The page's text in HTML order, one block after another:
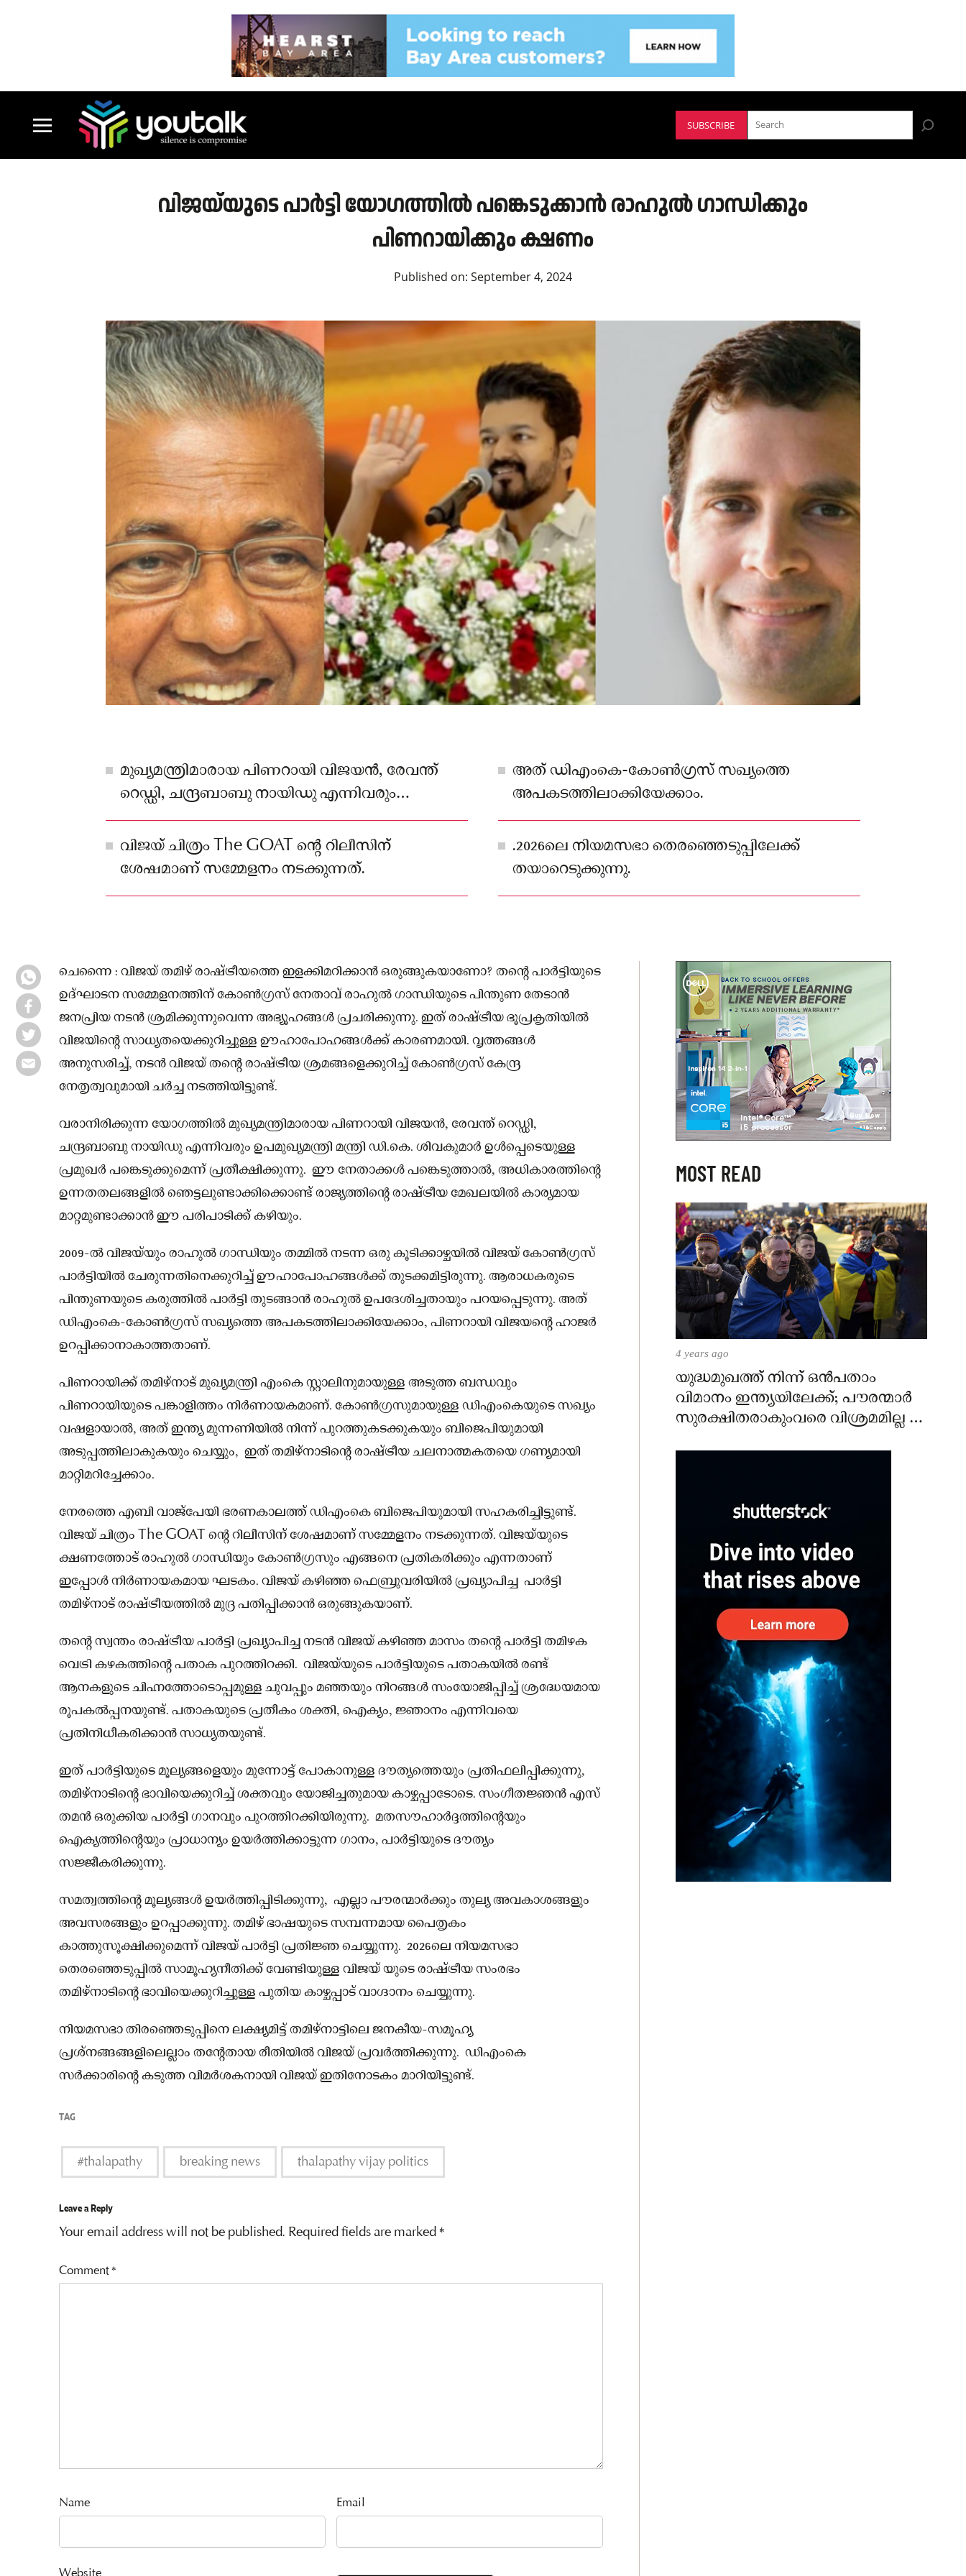
SUBSCRIBE
വിജയ്‌യുടെ പാർട്ടി യോഗത്തിൽ പങ്കെടുക്കാൻ രാഹുൽ ഗാന്ധിക്കും
പിണറായിക്കും ക്ഷണം
Published on: September 4, 2024
മുഖ്യമന്ത്രിമാരായ പിണറായി വിജയൻ, രേവന്ത്
റെഡ്ഡി, ചന്ദ്രബാബു നായിഡു എന്നിവരും
ഉപമുഖ്യമന്ത്രി മന്ത്രി ഡി.കെ. ശിവകുമാർ
ഉൾപ്പെടെയുള്ള പ്രമുഖർ പങ്കെടുക്കും.
അത് ഡിഎംകെ-കോൺഗ്രസ് സഖ്യത്തെ
അപകടത്തിലാക്കിയേക്കാം.
വിജയ് ചിത്രം The GOAT ന്റെ റിലീസിന്
ശേഷമാണ് സമ്മേളനം നടക്കുന്നത്.
.2026ലെ നിയമസഭാ തെരഞ്ഞെടുപ്പിലേക്ക്
തയാറെടുക്കുന്നു.
ചെന്നൈ : വിജയ് തമിഴ് രാഷ്ട്രീയത്തെ ഇളക്കിമറിക്കാൻ ഒരുങ്ങുകയാണോ? തൻ്റെ പാർട്ടിയുടെ
ഉദ്ഘാടന സമ്മേളനത്തിന് കോൺഗ്രസ് നേതാവ് രാഹുൽ ഗാന്ധിയുടെ പിന്തുണ തേടാൻ
ജനപ്രിയ നടൻ ശ്രമിക്കുന്നുവെന്ന അഭ്യൂഹങ്ങൾ പ്രചരിക്കുന്നു. ഇത് രാഷ്ട്രീയ ഭൂപ്രകൃതിയിൽ
വിജയിൻ്റെ സാധ്യതയെക്കുറിച്ചുള്ള ഊഹാപോഹങ്ങൾക്ക് കാരണമായി. വൃത്തങ്ങൾ
അനുസരിച്ച്, നടൻ വിജയ് തൻ്റെ രാഷ്ട്രീയ ശ്രമങ്ങളെക്കുറിച്ച് കോൺഗ്രസ് കേന്ദ്ര
നേതൃത്വവുമായി ചർച്ച നടത്തിയിട്ടുണ്ട്.
വരാനിരിക്കുന്ന യോഗത്തിൽ മുഖ്യമന്ത്രിമാരായ പിണറായി വിജയൻ, രേവന്ത് റെഡ്ഡി,
ചന്ദ്രബാബു നായിഡു എന്നിവരും ഉപമുഖ്യമന്ത്രി മന്ത്രി ഡി.കെ. ശിവകുമാർ ഉൾപ്പെടെയുള്ള
പ്രമുഖർ പങ്കെടുക്കുമെന്ന് പ്രതീക്ഷിക്കുന്നു. ഈ നേതാക്കൾ പങ്കെടുത്താൽ, അധികാരത്തിൻ്റെ
ഉന്നതതലങ്ങളിൽ ഞെട്ടലുണ്ടാക്കിക്കൊണ്ട് രാജ്യത്തിൻ്റെ രാഷ്ട്രീയ മേഖലയിൽ കാര്യമായ
മാറ്റമുണ്ടാക്കാൻ ഈ പരിപാടിക്ക് കഴിയും.
2009-ൽ വിജയ്‌യും രാഹുൽ ഗാന്ധിയും തമ്മിൽ നടന്ന ഒരു കൂടിക്കാഴ്ചയിൽ വിജയ് കോൺഗ്രസ്
പാർട്ടിയിൽ ചേരുന്നതിനെക്കുറിച്ച് ഊഹാപോഹങ്ങൾക്ക് തുടക്കമിട്ടിരുന്നു. ആരാധകരുടെ
പിന്തുണയുടെ കരുത്തില്‍ പാര്‍ട്ടി തുടങ്ങാന്‍ രാഹുല്‍ ഉപദേശിച്ചതായും പറയപ്പെടുന്നു. അത്
ഡിഎംകെ-കോൺഗ്രസ് സഖ്യത്തെ അപകടത്തിലാക്കിയേക്കാം, പിണറായി വിജയൻ്റെ ഹാജർ
ഉറപ്പിക്കാനാകാത്തതാണ്.
പിണറായിക്ക് തമിഴ്നാട് മുഖ്യമന്ത്രി എംകെ സ്റ്റാലിനുമായുള്ള അടുത്ത ബന്ധവും
പിണറായിയുടെ പങ്കാളിത്തം നിർണായകമാണ്. കോൺഗ്രസുമായുള്ള ഡിഎംകെയുടെ സഖ്യം
വഷളായാൽ, അത് ഇന്ത്യ മുന്നണിയിൽ നിന്ന് പുറത്തുകടക്കുകയും ബിജെപിയുമായി
അടുപ്പത്തിലാകുകയും ചെയ്യും, ഇത് തമിഴ്‌നാടിൻ്റെ രാഷ്ട്രീയ ചലനാത്മകതയെ ഗണ്യമായി
മാറ്റിമറിച്ചേക്കാം.
നേരത്തെ എബി വാജ്‌പേയി ഭരണകാലത്ത് ഡിഎംകെ ബിജെപിയുമായി സഹകരിച്ചിട്ടുണ്ട്.
വിജയ് ചിത്രം The GOAT ന്റെ റിലീസിന് ശേഷമാണ് സമ്മേളനം നടക്കുന്നത്. വിജയ്‌യുടെ
ക്ഷണത്തോട് രാഹുൽ ഗാന്ധിയും കോൺഗ്രസും എങ്ങനെ പ്രതികരിക്കും എന്നതാണ്
ഇപ്പോൾ നിർണായകമായ ഘടകം. വിജയ് കഴിഞ്ഞ ഫെബ്രുവരിയിൽ പ്രഖ്യാപിച്ച പാർട്ടി
തമിഴ്‌നാട് രാഷ്ട്രീയത്തിൽ മുദ്ര പതിപ്പിക്കാൻ ഒരുങ്ങുകയാണ്.
തന്റെ സ്വന്തം രാഷ്ട്രീയ പാര്‍ട്ടി പ്രഖ്യാപിച്ച നടന്‍ വിജയ് കഴിഞ്ഞ മാസം തന്റെ പാര്‍ട്ടി തമിഴക
വെട്രി കഴകത്തിന്റെ പതാക പുറത്തിറക്കി. വിജയ്‌യുടെ പാർട്ടിയുടെ പതാകയിൽ രണ്ട്
ആനകളുടെ ചിഹ്നത്തോടൊപ്പമുള്ള ചുവപ്പും മഞ്ഞയും നിറങ്ങൾ സംയോജിപ്പിച്ച് ശ്രദ്ധേയമായ
രൂപകൽപ്പനയുണ്ട്. പതാകയുടെ പ്രതീകം ശക്തി, ഐക്യം, ജ്ഞാനം എന്നിവയെ
പ്രതിനിധീകരിക്കാൻ സാധ്യതയുണ്ട്.
ഇത് പാർട്ടിയുടെ മൂല്യങ്ങളെയും മുന്നോട്ട് പോകാനുള്ള ദൗത്യത്തെയും പ്രതിഫലിപ്പിക്കുന്നു,
തമിഴ്‌നാടിൻ്റെ ഭാവിയെക്കുറിച്ച് ശക്തവും യോജിച്ചതുമായ കാഴ്ചപ്പാടോടെ. സംഗീതജ്ഞന്‍ എസ്
തമന്‍ ഒരുക്കിയ പാര്‍ട്ടി ഗാനവും പുറത്തിറക്കിയിരുന്നു. മതസൗഹാർദ്ദത്തിൻ്റെയും
ഐക്യത്തിൻ്റെയും പ്രാധാന്യം ഉയർത്തിക്കാട്ടുന്ന ഗാനം, പാർട്ടിയുടെ ദൗത്യം
സജ്ജീകരിക്കുന്നു.
സമത്വത്തിൻ്റെ മൂല്യങ്ങൾ ഉയർത്തിപ്പിടിക്കുന്നു, എല്ലാ പൗരന്മാർക്കും തുല്യ അവകാശങ്ങളും
അവസരങ്ങളും ഉറപ്പാക്കുന്നു. തമിഴ് ഭാഷയുടെ സമ്പന്നമായ പൈതൃകം
കാത്തുസൂക്ഷിക്കുമെന്ന് വിജയ് പാർട്ടി പ്രതിജ്ഞ ചെയ്യുന്നു. 2026ലെ നിയമസഭാ
തെരഞ്ഞെടുപ്പിൽ സാമൂഹ്യനീതിക്ക് വേണ്ടിയുള്ള വിജയ് യുടെ രാഷ്ട്രീയ സംരഭം
തമിഴ്നാടിൻ്റെ ഭാവിയെക്കുറിച്ചുള്ള പുതിയ കാഴ്ചപ്പാട് വാഗ്ദാനം ചെയ്യുന്നു.
നിയമസഭാ തിരഞ്ഞെടുപ്പിനെ ലക്ഷ്യമിട്ട് തമിഴ്‌നാട്ടിലെ ജനകീയ-സമൂഹ്യ
പ്രശ്‌നങ്ങങ്ങളിലെല്ലാം തന്റേതായ രീതിയിൽ വിജയ് പ്രവര്‍ത്തിക്കുന്നു. ഡിഎംകെ
സര്‍ക്കാരിന്റെ കടുത്ത വിമര്‍ശകനായി വിജയ് ഇതിനോടകം മാറിയിട്ടുണ്ട്.
TAG
#thalapathy breaking news thalapathy vijay politics
Leave a Reply
Your email address will not be published. Required fields are marked*
Comment*
Name Email
MOST READ
4 years ago
യുദ്ധമുഖത്ത് നിന്ന് ഒൻപതാം
വിമാനം ഇന്ത്യയിലേക്ക്; പൗരന്മാർ
സുരക്ഷിതരാകുംവരെ വിശ്രമമില്ല –